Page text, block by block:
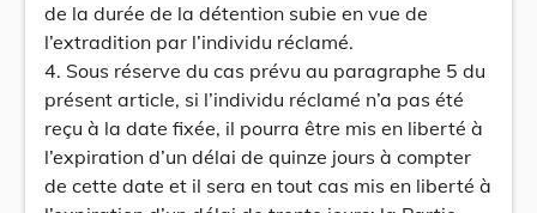
de la durée de la détention subie en vue de
l’extradition par l’individu réclamé.
4. Sous réserve du cas prévu au paragraphe 5 du
présent article, si l’individu réclamé n’a pas été
reçu à la date fixée, il pourra être mis en liberté à
l’expiration d’un délai de quinze jours à compter
de cette date et il sera en tout cas mis en liberté à